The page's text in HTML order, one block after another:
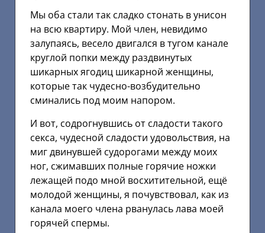
Мы оба стали так сладко стонать в унисон
на всю квартиру. Мой член, невидимо
залупаясь, весело двигался в тугом канале
круглой попки между раздвинутых
шикарных ягодиц шикарной женщины,
которые так чудесно-возбудительно
сминались под моим напором.
И вот, содрогнувшись от сладости такого
секса, чудесной сладости удовольствия, на
миг двинувшей судорогами между моих
ног, сжимавших полные горячие ножки
лежащей подо мной восхитительной, ещё
молодой женщины, я почувствовал, как из
канала моего члена рванулась лава моей
горячей спермы.